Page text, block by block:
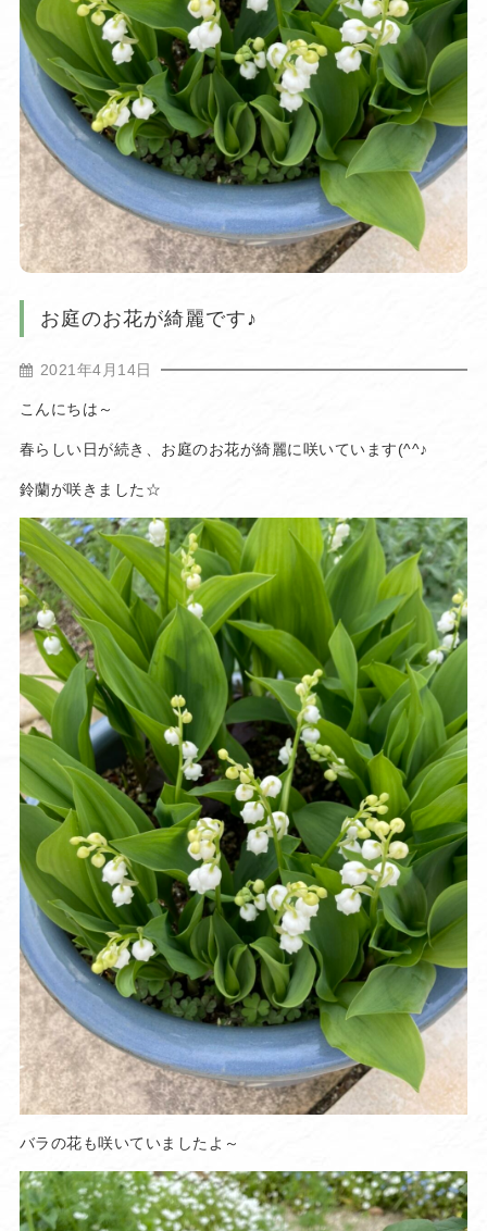
お庭のお花が綺麗です♪
2021年4月14日
こんにちは～
春らしい日が続き、お庭のお花が綺麗に咲いています(^^♪
鈴蘭が咲きました☆
バラの花も咲いていましたよ～